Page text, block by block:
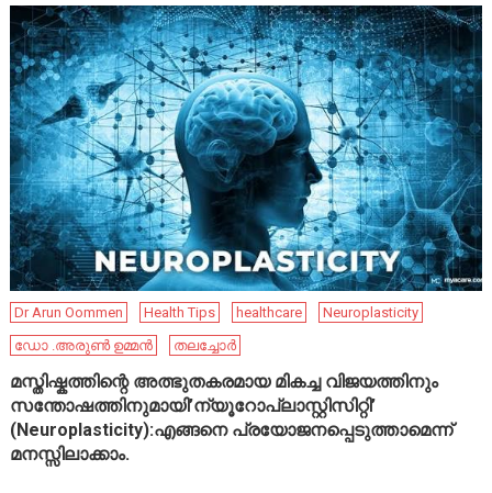
Dr Arun Oommen Health Tips healthcare
Neuroplasticity
ഡോ .അരുൺ ഉമ്മൻ
തലച്ചോർ
മസ്തിഷ്കത്തിന്റെ അത്ഭുതകരമായ മികച്ച വിജയത്തിനും
സന്തോഷത്തിനുമായി’ന്യൂറോപ്ലാസ്റ്റിസിറ്റി’
(Neuroplasticity):എങ്ങനെ പ്രയോജനപ്പെടുത്താമെന്ന്
മനസ്സിലാക്കാം.